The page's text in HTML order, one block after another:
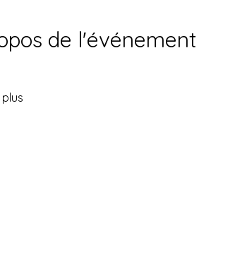
de l'événement